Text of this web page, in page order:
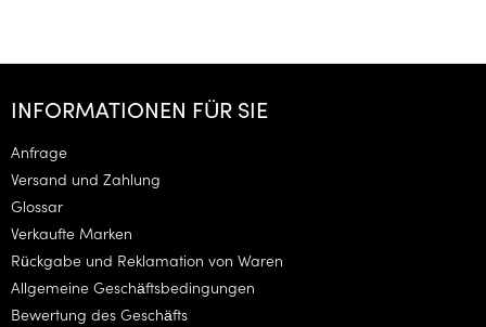
F
INFORMATIONEN FÜR SIE
Anfrage
Versand und Zahlung
Glossar
Verkaufte Marken
Rückgabe und Reklamation von Waren
Allgemeine Geschäftsbedingungen
Bewertung des Geschäfts